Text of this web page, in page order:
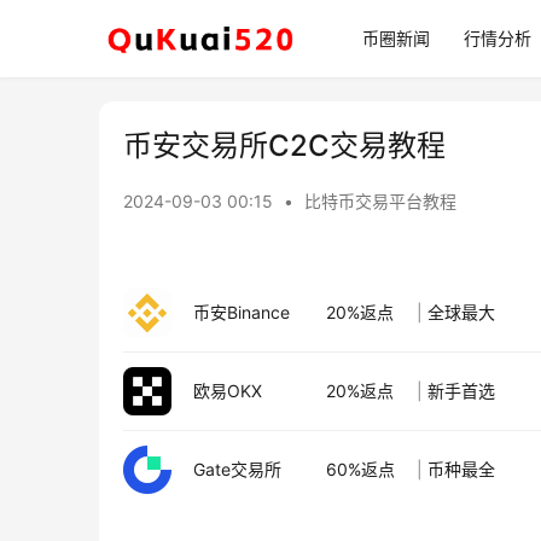
币圈新闻 行情分析
币安交易所C2C交易教程
2024-09-03 00:15 • 比特币交易平台教程
币安Binance 20%返点 全球最大
欧易OKX 20%返点 新手首选
Gate交易所 60%返点 币种最全